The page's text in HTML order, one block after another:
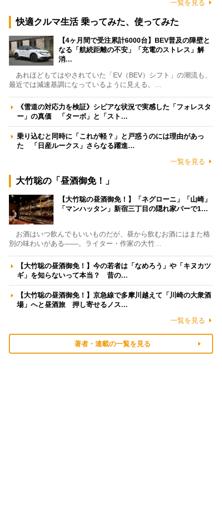
一覧を見る
快適クルマ生活 乗ってみた、使ってみた
【4ヶ月間で受注累計6000台】BEV普及の障壁と
なる「航続距離の不安」「充電のストレス」解
消…
あれほどもてはやされていた「EV（BEV）シフト」の潮流も、
最近では減速基調になっているように見える。…
《雪道の対応力を検証》シビアな状況で実感した「フォレスタ
ー」の真価 「ターボ」と「スト…
乗り込むと同時に「これが軽？」と戸惑うのには理由があっ
た 「日産ルークス」さらなる躍進…
一覧を見る
大竹聡の「昼酒御免！」
【大竹聡の昼酒御免！】「ネグローニ」「山崎」
「マンハッタン」新宿三丁目の隠れ家バーで1…
お酒はいつ飲んでもいいものだが、昼から飲むお酒にはまた格
別の味わいがある――。ライター・作家の大竹…
【大竹聡の昼酒御免！】今の若者は「なめろう」や「キヌカツ
ギ」を知らないって本当？ 昔の…
【大竹聡の昼酒御免！】京急線で多摩川越えて「川崎の大衆酒
場」へと昼酒旅 押し寄せるノス…
一覧を見る
著者・連載の一覧を見る